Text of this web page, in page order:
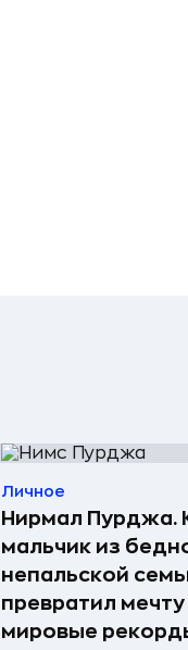
Личное
Нирмал Пурджа.
мальчик из
непальской
превратил мечту
мировые